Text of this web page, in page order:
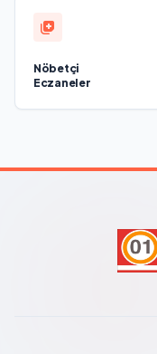
Nöbetçi
Eczaneler